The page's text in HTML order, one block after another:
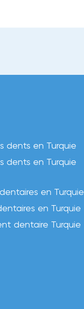
dents en Turquie
dents en Turquie
en Turquie
en Turquie
dentaire Turquie